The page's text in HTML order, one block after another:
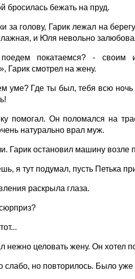
бросилась бежать на пруд.
за голову, Гарик лежал на
и Юля невольно
покатаемся? - своим
Гарик смотрел на жену.
уме? Где ты был, тебя всю
помогал. Он поломался на
натурально врал муж.
Гарик остановил машину возле
я тут подумал, пусть Петька
раскрыла глаза.
нежно целовать жену. Он хотел
слабо, но повторилось. Было